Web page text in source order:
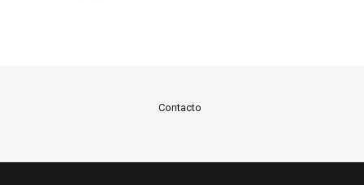
Contacto